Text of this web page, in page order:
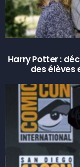
Harry Potter :
des élèves